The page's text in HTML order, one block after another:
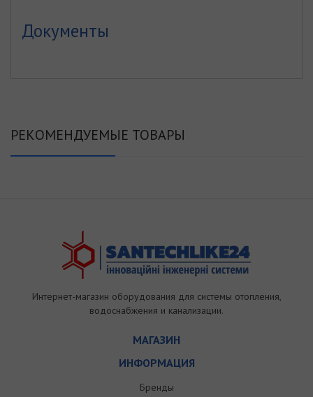
Документы
РЕКОМЕНДУЕМЫЕ ТОВАРЫ
Интернет-магазин оборудования для системы отопления,
водоснабжения и канализации.
МАГАЗИН
ИНФОРМАЦИЯ
Бренды